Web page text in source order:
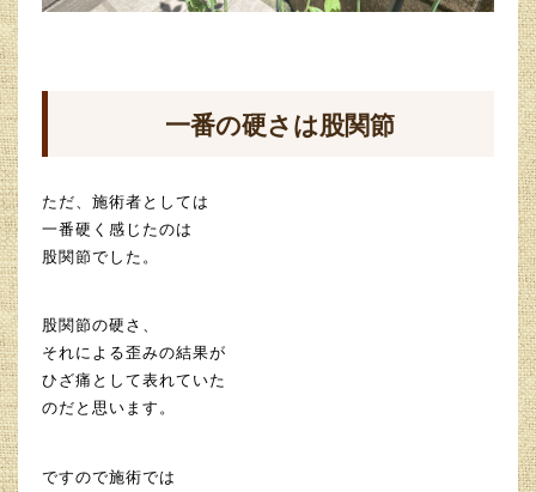
一番の硬さは股関節
ただ、施術者としては
一番硬く感じたのは
股関節でした。
股関節の硬さ、
それによる歪みの結果が
ひざ痛として表れていた
のだと思います。
ですので施術では